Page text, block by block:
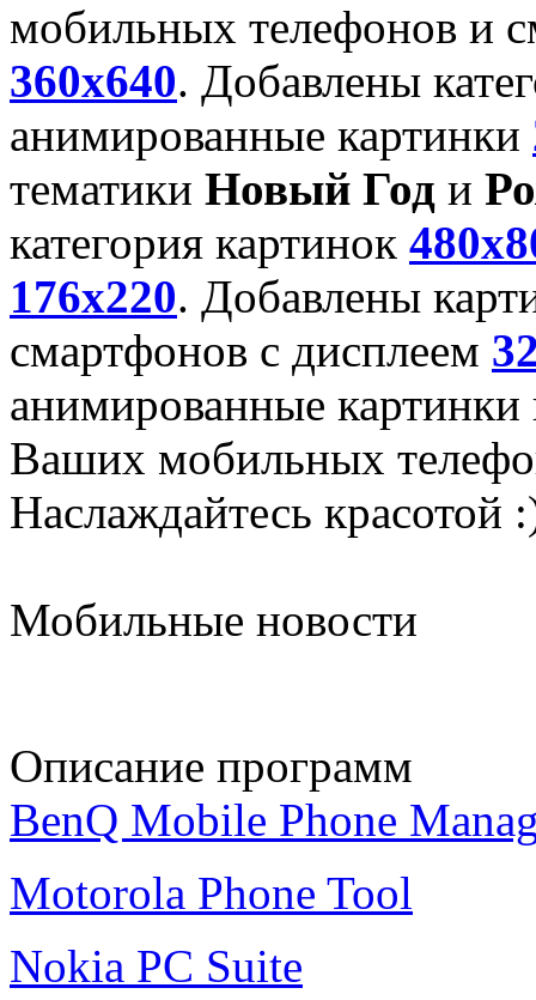
мобильных телефонов и
360x640. Добавлены
анимированные картинки
тематики Новый Год и
категория картинок
176x220. Добавлены
смартфонов с дисплеем
анимированные картинки
Ваших мобильных
Наслаждайтесь красотой
Мобильные новости
Описание программ
BenQ Mobile Phone
Motorola Phone Tool
Nokia PC Suite